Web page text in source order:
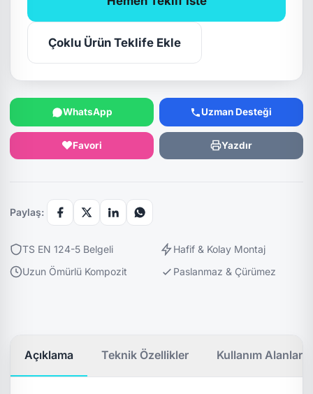
Çoklu Ürün Teklife Ekle
WhatsApp Uzman Desteği
Favori Yazdır
Paylaş:
TS EN 124-5 Belgeli
Hafif & Kolay Montaj
Uzun Ömürlü Kompozit
Paslanmaz & Çürümez
Açıklama Teknik Özellikler Kullanım Alanları